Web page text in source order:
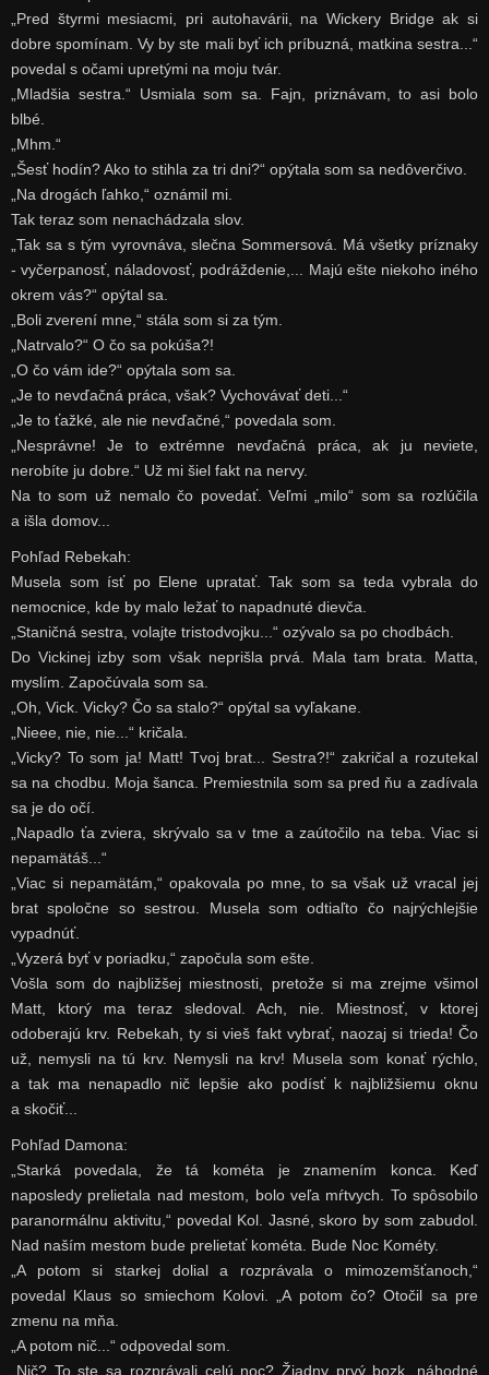
„Pred štyrmi mesiacmi, pri autohavárii, na Wickery Bridge ak si
dobre spomínam. Vy by ste mali byť ich príbuzná, matkina sestra...“
povedal s očami upretými na moju tvár.
„Mladšia sestra.“ Usmiala som sa. Fajn, priznávam, to asi bolo
blbé.
„Mhm.“
„Šesť hodín? Ako to stihla za tri dni?“ opýtala som sa nedôverčivo.
„Na drogách ľahko,“ oznámil mi.
Tak teraz som nenachádzala slov.
„Tak sa s tým vyrovnáva, slečna Sommersová. Má všetky príznaky
- vyčerpanosť, náladovosť, podráždenie,... Majú ešte niekoho iného
okrem vás?“ opýtal sa.
„Boli zverení mne,“ stála som si za tým.
„Natrvalo?“ O čo sa pokúša?!
„O čo vám ide?“ opýtala som sa.
„Je to nevďačná práca, však? Vychovávať deti...“
„Je to ťažké, ale nie nevďačné,“ povedala som.
„Nesprávne! Je to extrémne nevďačná práca, ak ju neviete,
nerobíte ju dobre.“ Už mi šiel fakt na nervy.
Na to som už nemalo čo povedať. Veľmi „milo“ som sa rozlúčila
a išla domov...
Pohľad Rebekah:
Musela som ísť po Elene upratať. Tak som sa teda vybrala do
nemocnice, kde by malo ležať to napadnuté dievča.
„Staničná sestra, volajte tristodvojku...“ ozývalo sa po chodbách.
Do Vickinej izby som však neprišla prvá. Mala tam brata. Matta,
myslím. Započúvala som sa.
„Oh, Vick. Vicky? Čo sa stalo?“ opýtal sa vyľakane.
„Nieee, nie, nie...“ kričala.
„Vicky? To som ja! Matt! Tvoj brat... Sestra?!“ zakričal a rozutekal
sa na chodbu. Moja šanca. Premiestnila som sa pred ňu a zadívala
sa je do očí.
„Napadlo ťa zviera, skrývalo sa v tme a zaútočilo na teba. Viac si
nepamätáš...“
„Viac si nepamätám,“ opakovala po mne, to sa však už vracal jej
brat spoločne so sestrou. Musela som odtiaľto čo najrýchlejšie
vypadnúť.
„Vyzerá byť v poriadku,“ započula som ešte.
Vošla som do najbližšej miestnosti, pretože si ma zrejme všimol
Matt, ktorý ma teraz sledoval. Ach, nie. Miestnosť, v ktorej
odoberajú krv. Rebekah, ty si vieš fakt vybrať, naozaj si trieda! Čo
už, nemysli na tú krv. Nemysli na krv! Musela som konať rýchlo,
a tak ma nenapadlo nič lepšie ako podísť k najbližšiemu oknu
a skočiť...
Pohľad Damona:
„Starká povedala, že tá kométa je znamením konca. Keď
naposledy prelietala nad mestom, bolo veľa mŕtvych. To spôsobilo
paranormálnu aktivitu,“ povedal Kol. Jasné, skoro by som zabudol.
Nad naším mestom bude prelietať kométa. Bude Noc Kométy.
„A potom si starkej dolial a rozprávala o mimozemšťanoch,“
povedal Klaus so smiechom Kolovi. „A potom čo? Otočil sa pre
zmenu na mňa.
„A potom nič...“ odpovedal som.
„Nič? To ste sa rozprávali celú noc? Žiadny prvý bozk, náhodné